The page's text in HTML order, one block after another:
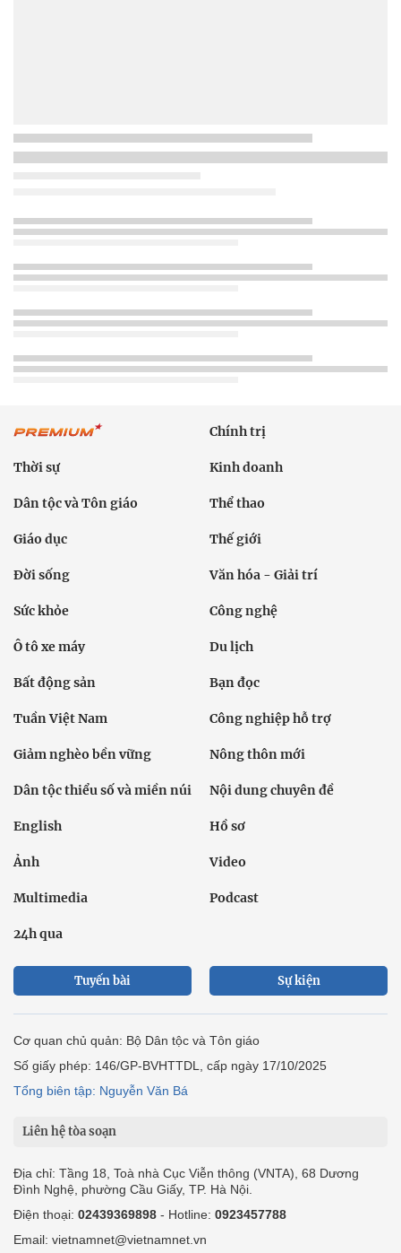
Chính trị
Thời sự Kinh doanh
Dân tộc và Tôn giáo Thể thao
Giáo dục Thế giới
Đời sống Văn hóa - Giải trí
Sức khỏe Công nghệ
Ô tô xe máy Du lịch
Bất động sản Bạn đọc
Tuần Việt Nam Công nghiệp hỗ trợ
Giảm nghèo bền vững Nông thôn mới
Dân tộc thiểu số và miền núi Nội dung chuyên đề
English Hồ sơ
Ảnh Video
Multimedia Podcast
24h qua
Tuyến bài Sự kiện
Cơ quan chủ quản: Bộ Dân tộc và Tôn giáo
Số giấy phép: 146/GP-BVHTTDL, cấp ngày 17/10/2025
Tổng biên tập: Nguyễn Văn Bá
Liên hệ tòa soạn
Địa chỉ: Tầng 18, Toà nhà Cục Viễn thông (VNTA), 68 Dương
Đình Nghệ, phường Cầu Giấy, TP. Hà Nội.
Điện thoại: 02439369898 - Hotline: 0923457788
Email: vietnamnet@vietnamnet.vn